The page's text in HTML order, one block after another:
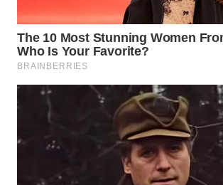
UMKM
WAHANA
WAHANA
OTOMOTIF